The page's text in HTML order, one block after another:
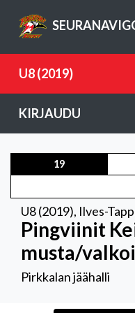
U8 (2019)
KIRJAUDU
19
U8 (2019), Ilves-
Pingviinit
musta/
Pirkkalan jäähalli